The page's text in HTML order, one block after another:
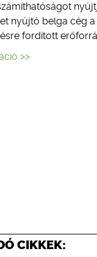
nyújtó belga cég
fordított
>>
CIKKEK: